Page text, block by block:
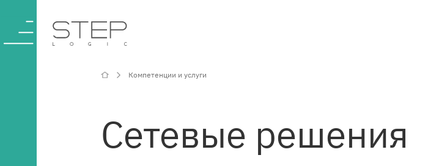
Компетенции и услуги
Сетевые решения
О компании
Компетенции и